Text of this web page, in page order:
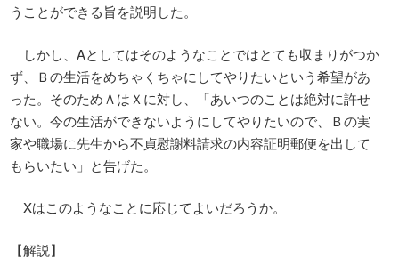
うことができる旨を説明した。
しかし、Aとしてはそのようなことではとても収まりがつか
ず、Ｂの生活をめちゃくちゃにしてやりたいという希望があ
った。そのためＡはＸに対し、「あいつのことは絶対に許せ
ない。今の生活ができないようにしてやりたいので、Ｂの実
家や職場に先生から不貞慰謝料請求の内容証明郵便を出して
もらいたい」と告げた。
Xはこのようなことに応じてよいだろうか。
【解説】